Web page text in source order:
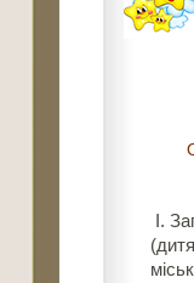
І.